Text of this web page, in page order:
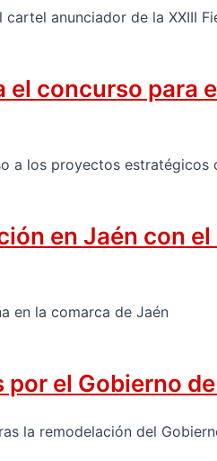
concurso para
en Jaén con
el Gobierno